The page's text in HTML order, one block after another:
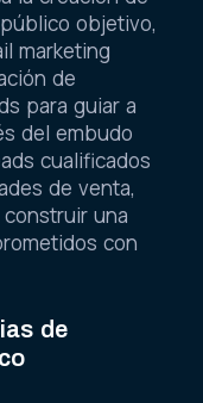
objetivo,
marketing
de
para guiar a
del embudo
cualificados
de venta,
una
con
de